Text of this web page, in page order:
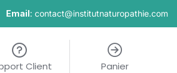
Email: contact@institutnaturopathie.com
Client Panier